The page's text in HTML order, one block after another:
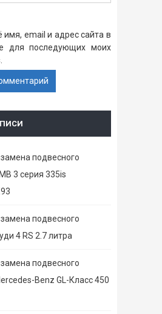
имя, email и адрес сайта в
для последующих моих
подвесного
3 серия 335is
подвесного
4 RS 2.7 литра
подвесного
Benz GL-Класс 450